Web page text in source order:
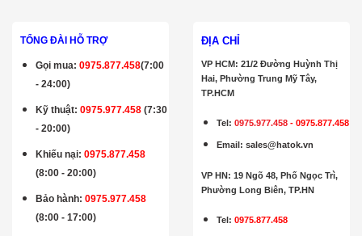
TỔNG ĐÀI HỖ TRỢ
Gọi mua:0975.877.458(7:00
- 24:00)
Kỹ thuật:0975.977.458 (7:30
- 20:00)
Khiếu nại: 0975.877.458
(8:00 - 20:00)
Bảo hành:0975.977.458
(8:00 - 17:00)
ĐỊA CHỈ
VP HCM: 21/2 Đường Huỳnh Thị
Hai, Phường Trung Mỹ Tây,
TP.HCM
Tel:0975.977.458 -0975.877.458
Email :sales@hatok.vn
VP HN: 19 Ngõ 48, Phố Ngọc Trì,
Phường Long Biên, TP.HN
Tel: 0975.877.458